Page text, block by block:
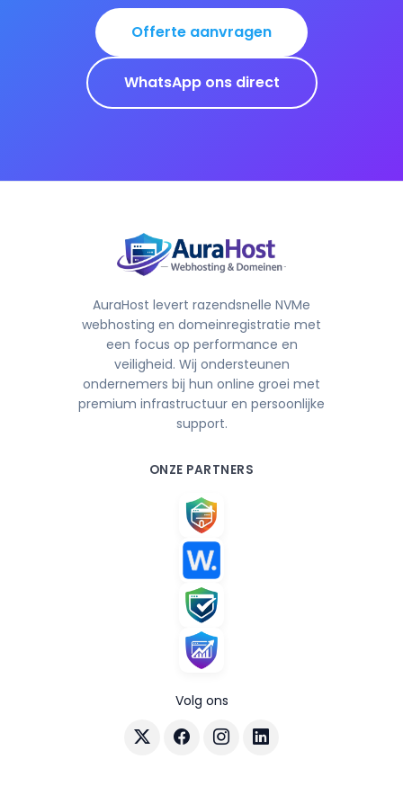
Offerte aanvragen
WhatsApp ons direct
AuraHost levert razendsnelle NVMe
webhosting en domeinregistratie met
een focus op performance en
veiligheid. Wij ondersteunen
ondernemers bij hun online groei met
premium infrastructuur en persoonlijke
support.
ONZE PARTNERS
Volg ons
Volg AuraHost op X
Volg AuraHost op Facebook
Volg AuraHost op Instagram
Volg AuraHost op